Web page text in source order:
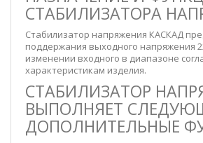
СТАБИЛИЗАТОРА
Стабилизатор напряжения КАСКАД
поддержания выходного напряжения
изменении входного в диапазоне
характеристикам изделия.
СТАБИЛИЗАТОР
ВЫПОЛНЯЕТ
ДОПОЛНИТЕЛЬНЫЕ